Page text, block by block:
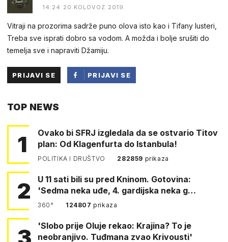
14:24 20.KOLOVOZ 2019.
Vitraji na prozorima sadrže puno olova isto kao i Tifany lusteri,
Treba sve isprati dobro sa vodom. A možda i bolje srušiti do
temelja sve i napraviti Džamiju.
PRIJAVI SE
PRIJAVI SE
TOP NEWS
1
Ovako bi SFRJ izgledala da se ostvario Titov
plan: Od Klagenfurta do Istanbula!
POLITIKA I DRUŠTVO 282859 prikaza
2
U 11 sati bili su pred Kninom. Gotovina:
'Sedma neka uđe, 4. gardijska neka g…
360° 124807prikaza
'Slobo prije Oluje rekao: Krajina? To je
neobranjivo. Tuđmana zvao Krivousti'